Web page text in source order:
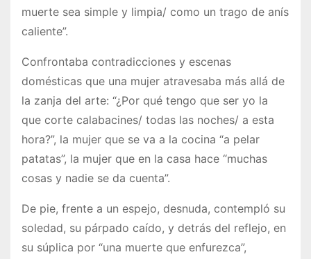
muerte sea simple y limpia/ como un trago de anís
caliente”.
Confrontaba contradicciones y escenas
domésticas que una mujer atravesaba más allá de
la zanja del arte: “¿Por qué tengo que ser yo la
que corte calabacines/ todas las noches/ a esta
hora?”, la mujer que se va a la cocina “a pelar
patatas”, la mujer que en la casa hace “muchas
cosas y nadie se da cuenta”.
De pie, frente a un espejo, desnuda, contempló su
soledad, su párpado caído, y detrás del reflejo, en
su súplica por “una muerte que enfurezca”,